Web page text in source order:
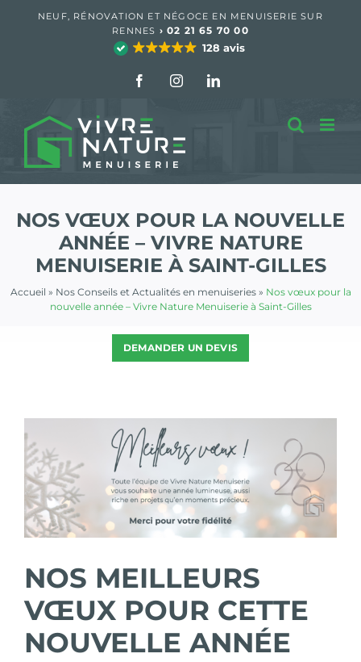
NEUF, RÉNOVATION ET NÉGOCE EN MENUISERIE SUR
RENNES › 02 21 65 70 00
128 avis
FacebookInstagramLinkedIn
NOS VŒUX POUR LA NOUVELLE
ANNÉE – VIVRE NATURE
MENUISERIE À SAINT-GILLES
Accueil » Nos Conseils et Actualités en menuiseries» Nos vœux pour la
nouvelle année – Vivre Nature Menuiserie à Saint-Gilles
DEMANDER UN DEVIS
l'image
agrandie
NOS MEILLEURS
VŒUX POUR CETTE
NOUVELLE ANNÉE